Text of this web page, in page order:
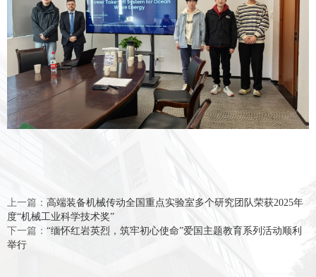
上一篇： 高端装备机械传动全国重点实验室多个研究团队荣获2025年
度“机械工业科学技术奖”
下一篇： “缅怀红岩英烈，筑牢初心使命”爱国主题教育系列活动顺利
举行